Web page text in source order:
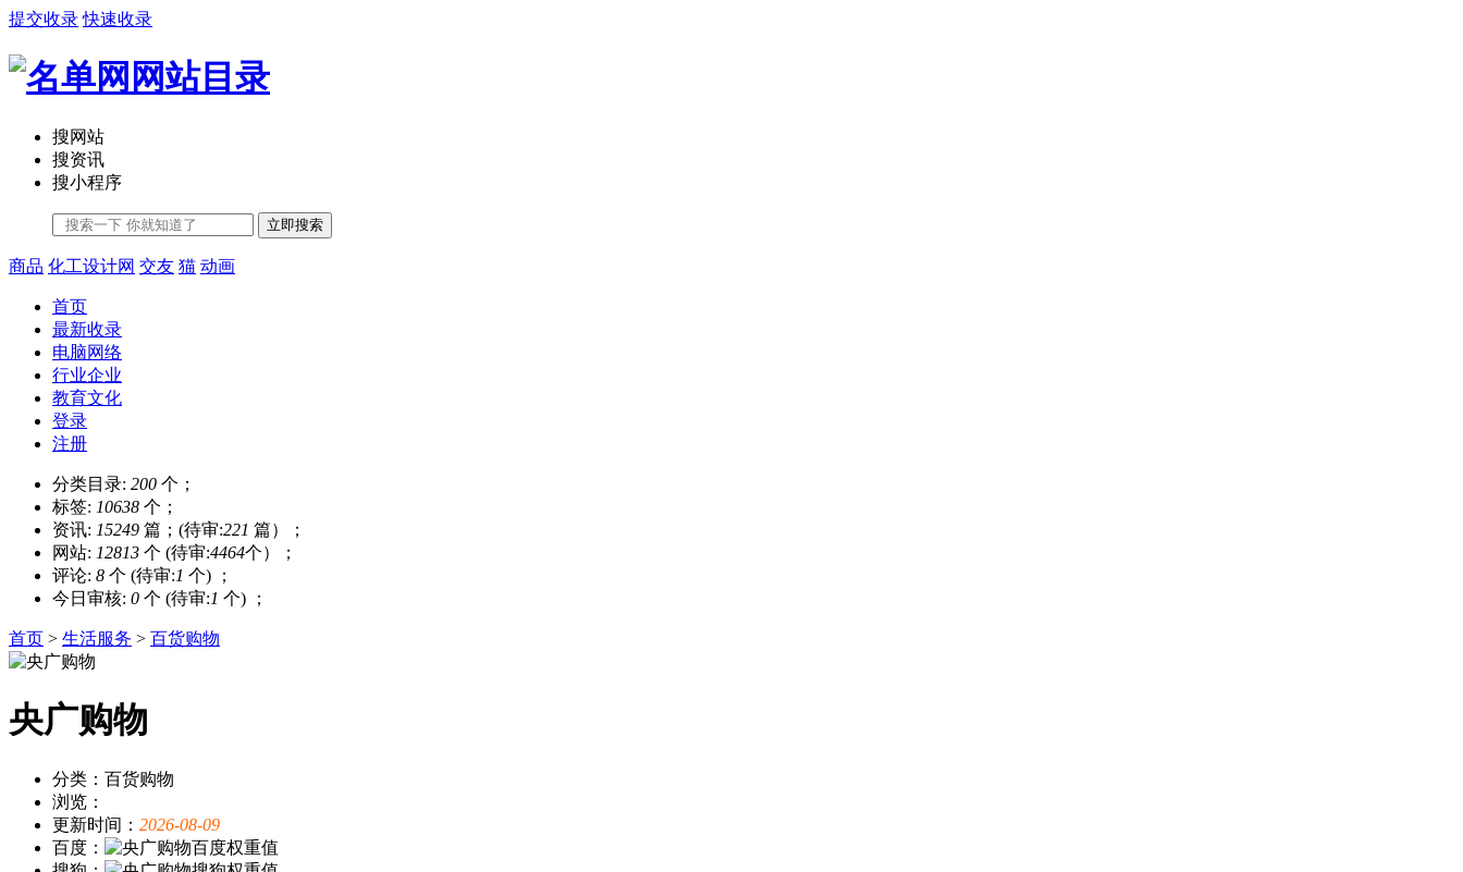
提交收录 快速收录
搜网站
搜资讯
搜小程序
立即搜索
商品 化工设计网 交友 猫 动画
首页
最新收录
电脑网络
行业企业
教育文化
登录
注册
分类目录: 200 个；
标签: 10638 个；
资讯: 15249 篇；(待审:221 篇）；
网站: 12813 个 (待审:4464个）；
评论: 8 个 (待审:1 个) ；
今日审核: 0 个 (待审:1 个) ；
首页 > 生活服务 > 百货购物
央广购物
分类：百货购物
浏览：
更新时间： 2026-08-09
百度：